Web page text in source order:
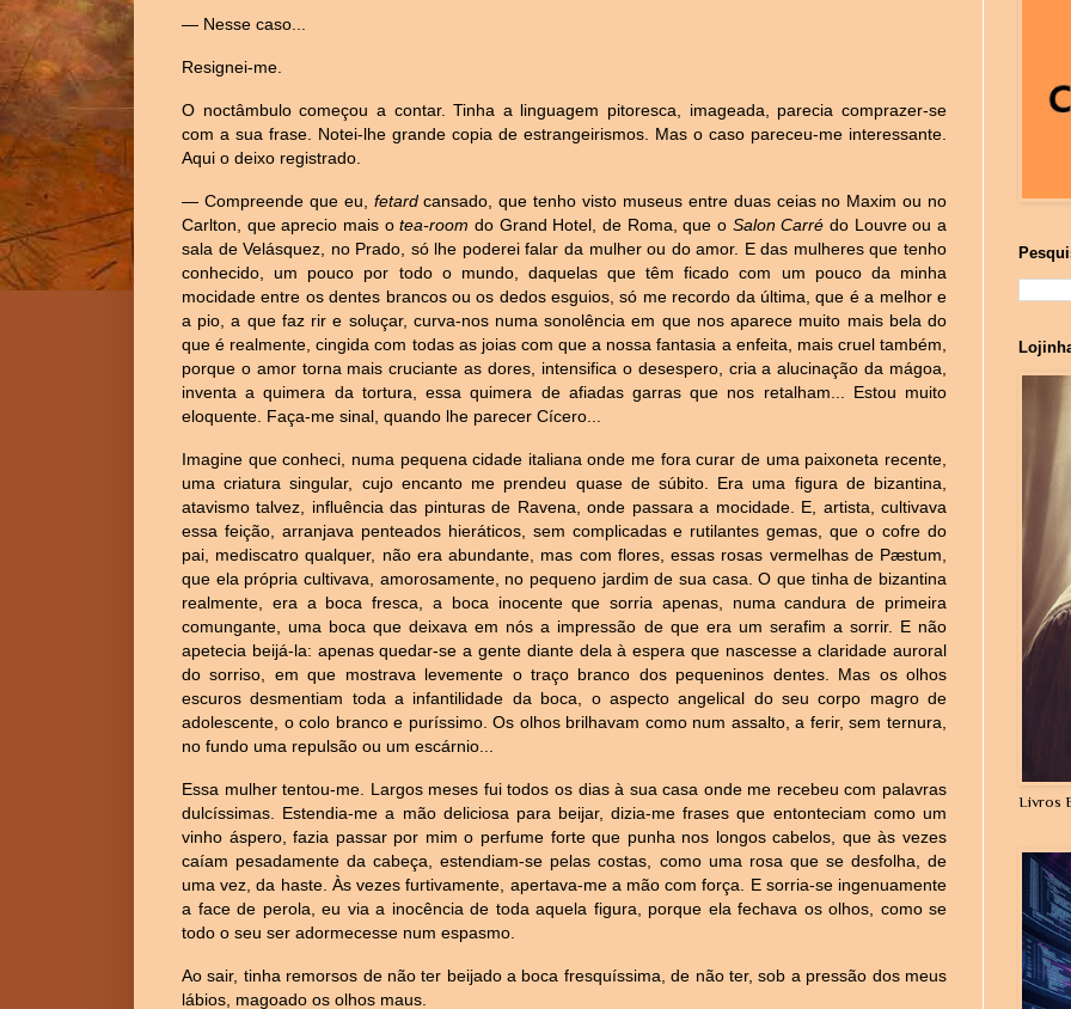
— Nesse caso...
Resignei-me.
O noctâmbulo começou a contar. Tinha a linguagem pitoresca, imageada, parecia comprazer-se
com a sua frase. Notei-lhe grande copia de estrangeirismos. Mas o caso pareceu-me interessante.
Aqui o deixo registrado.
— Compreende que eu, fetardcansado, que tenho visto museus entre duas ceias no Maxim ou no
Carlton, que aprecio mais otea-room do Grand Hotel, de Roma, que o Salon Carré do Louvre ou a
sala de Velásquez, no Prado, só lhe poderei falar da mulher ou do amor. E das mulheres que tenho
conhecido, um pouco por todo o mundo, daquelas que têm ficado com um pouco da minha
mocidade entre os dentes brancos ou os dedos esguios, só me recordo da última, que é a melhor e
a pio, a que faz rir e soluçar, curva-nos numa sonolência em que nos aparece muito mais bela do
que é realmente, cingida com todas as joias com que a nossa fantasia a enfeita, mais cruel também,
porque o amor torna mais cruciante as dores, intensifica o desespero, cria a alucinação da mágoa,
inventa a quimera da tortura, essa quimera de afiadas garras que nos retalham... Estou muito
eloquente. Faça-me sinal, quando lhe parecer Cícero...
Imagine que conheci, numa pequena cidade italiana onde me fora curar de uma paixoneta recente,
uma criatura singular, cujo encanto me prendeu quase de súbito. Era uma figura de bizantina,
atavismo talvez, influência das pinturas de Ravena, onde passara a mocidade. E, artista, cultivava
essa feição, arranjava penteados hieráticos, sem complicadas e rutilantes gemas, que o cofre do
pai, mediscatro qualquer, não era abundante, mas com flores, essas rosas vermelhas de Pæstum,
que ela própria cultivava, amorosamente, no pequeno jardim de sua casa. O que tinha de bizantina
realmente, era a boca fresca, a boca inocente que sorria apenas, numa candura de primeira
comungante, uma boca que deixava em nós a impressão de que era um serafim a sorrir. E não
apetecia beijá-la: apenas quedar-se a gente diante dela à espera que nascesse a claridade auroral
do sorriso, em que mostrava levemente o traço branco dos pequeninos dentes. Mas os olhos
escuros desmentiam toda a infantilidade da boca, o aspecto angelical do seu corpo magro de
adolescente, o colo branco e puríssimo. Os olhos brilhavam como num assalto, a ferir, sem ternura,
no fundo uma repulsão ou um escárnio...
Essa mulher tentou-me. Largos meses fui todos os dias à sua casa onde me recebeu com palavras
dulcíssimas. Estendia-me a mão deliciosa para beijar, dizia-me frases que entonteciam como um
vinho áspero, fazia passar por mim o perfume forte que punha nos longos cabelos, que às vezes
caíam pesadamente da cabeça, estendiam-se pelas costas, como uma rosa que se desfolha, de
uma vez, da haste. Às vezes furtivamente, apertava-me a mão com força. E sorria-se ingenuamente
a face de perola, eu via a inocência de toda aquela figura, porque ela fechava os olhos, como se
todo o seu ser adormecesse num espasmo.
Ao sair, tinha remorsos de não ter beijado a boca fresquíssima, de não ter, sob a pressão dos meus
lábios, magoado os olhos maus.
Livros